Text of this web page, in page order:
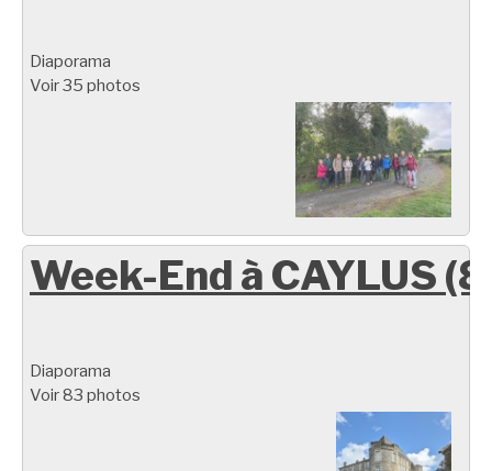
Diaporama
Voir 35 photos
Week-End à CAYLUS
Diaporama
Voir 83 photos